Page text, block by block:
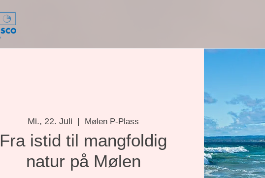
Mi., 22. Juli Mølen P-Plass
Fra istid til mangfoldig
natur på Mølen